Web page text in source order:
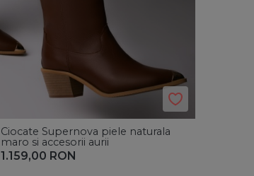
Ciocate Supernova piele naturala
maro si accesorii aurii
1.159,00 RON